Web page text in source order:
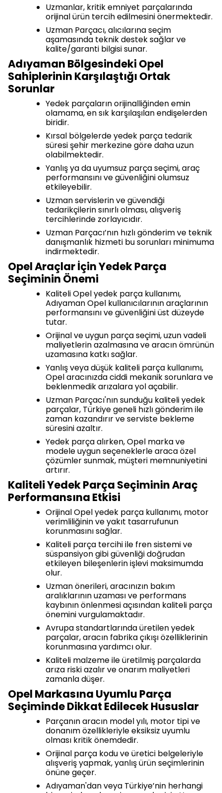
Uzmanlar, kritik emniyet parçalarında
orijinal ürün tercih edilmesini önermektedir.
Uzman Parçacı, alıcılarına seçim
aşamasında teknik destek sağlar ve
kalite/garanti bilgisi sunar.
Adıyaman Bölgesindeki Opel
Sahiplerinin Karşılaştığı Ortak
Sorunlar
Yedek parçaların orijinalliğinden emin
olamama, en sık karşılaşılan endişelerden
biridir.
Kırsal bölgelerde yedek parça tedarik
süresi şehir merkezine göre daha uzun
olabilmektedir.
Yanlış ya da uyumsuz parça seçimi, araç
performansını ve güvenliğini olumsuz
etkileyebilir.
Uzman servislerin ve güvendiği
tedarikçilerin sınırlı olması, alışveriş
tercihlerinde zorlayıcıdır.
Uzman Parçacı’nın hızlı gönderim ve teknik
danışmanlık hizmeti bu sorunları minimuma
indirmektedir.
Opel Araçlar İçin Yedek Parça
Seçiminin Önemi
Kaliteli Opel yedek parça kullanımı,
Adıyaman Opel kullanıcılarının araçlarının
performansını ve güvenliğini üst düzeyde
tutar.
Orijinal ve uygun parça seçimi, uzun vadeli
maliyetlerin azalmasına ve aracın ömrünün
uzamasına katkı sağlar.
Yanlış veya düşük kaliteli parça kullanımı,
Opel aracınızda ciddi mekanik sorunlara ve
beklenmedik arızalara yol açabilir.
Uzman Parçacı'nın sunduğu kaliteli yedek
parçalar, Türkiye geneli hızlı gönderim ile
zaman kazandırır ve serviste bekleme
süresini azaltır.
Yedek parça alırken, Opel marka ve
modele uygun seçeneklerle araca özel
çözümler sunmak, müşteri memnuniyetini
artırır.
Kaliteli Yedek Parça Seçiminin Araç
Performansına Etkisi
Orijinal Opel yedek parça kullanımı, motor
verimliliğinin ve yakıt tasarrufunun
korunmasını sağlar.
Kaliteli parça tercihi ile fren sistemi ve
süspansiyon gibi güvenliği doğrudan
etkileyen bileşenlerin işlevi maksimumda
olur.
Uzman önerileri, aracınızın bakım
aralıklarının uzaması ve performans
kaybının önlenmesi açısından kaliteli parça
önemini vurgulamaktadır.
Avrupa standartlarında üretilen yedek
parçalar, aracın fabrika çıkışı özelliklerinin
korunmasına yardımcı olur.
Kaliteli malzeme ile üretilmiş parçalarda
arıza riski azalır ve onarım maliyetleri
zamanla düşer.
Opel Markasına Uyumlu Parça
Seçiminde Dikkat Edilecek Hususlar
Parçanın aracın model yılı, motor tipi ve
donanım özellikleriyle eksiksiz uyumlu
olması kritik önemdedir.
Orijinal parça kodu ve üretici belgeleriyle
alışveriş yapmak, yanlış ürün seçimlerinin
önüne geçer.
Adıyaman'dan veya Türkiye’nin herhangi